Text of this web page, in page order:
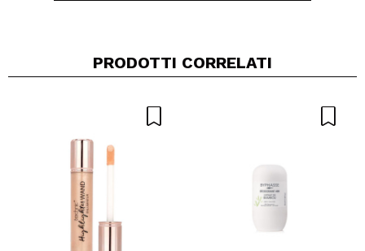
Condividi un video o una foto
Consiglieresti questo acquisto?
PRODOTTI CORRELATI